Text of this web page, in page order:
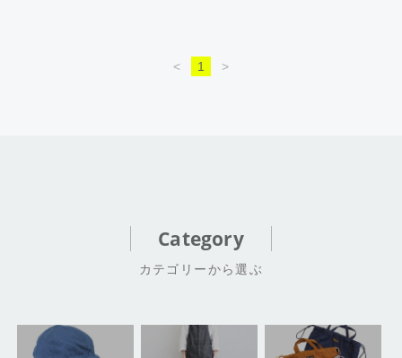
< 1 >
Category
カテゴリーから選ぶ